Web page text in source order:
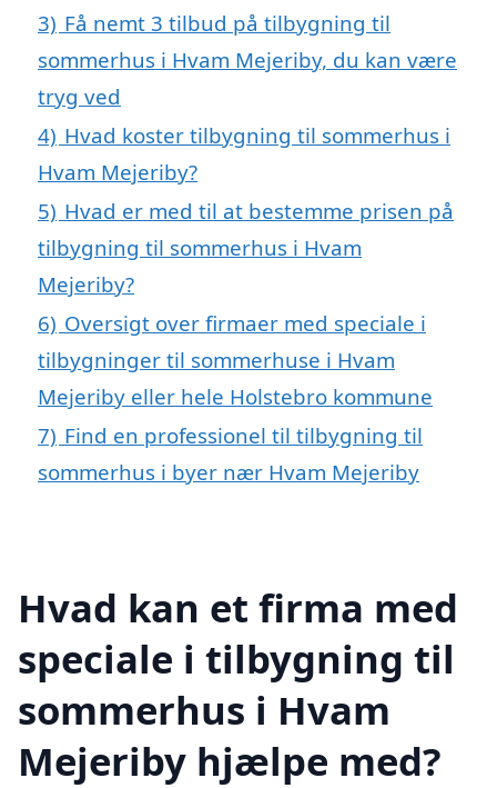
3) Få nemt 3 tilbud på tilbygning til
sommerhus i Hvam Mejeriby, du kan være
tryg ved
4) Hvad koster tilbygning til sommerhus i
Hvam Mejeriby?
5) Hvad er med til at bestemme prisen på
tilbygning til sommerhus i Hvam
Mejeriby?
6) Oversigt over firmaer med speciale i
tilbygninger til sommerhuse i Hvam
Mejeriby eller hele Holstebro kommune
7) Find en professionel til tilbygning til
sommerhus i byer nær Hvam Mejeriby
Hvad kan et firma med
speciale i tilbygning til
sommerhus i Hvam
Mejeriby hjælpe med?